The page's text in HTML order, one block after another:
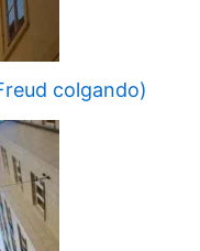
colgando)